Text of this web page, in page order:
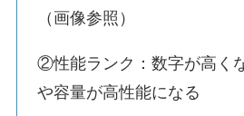
（画像参照）
②性能ランク：数字が高く
や容量が高性能になる